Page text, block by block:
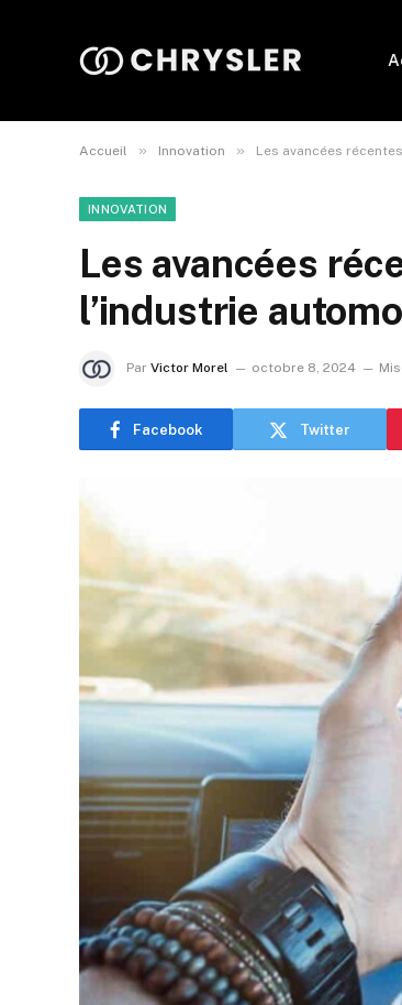
Accueil » Innovation » Les avancées
INNOVATION
Les avancées
l’industrie
Par Victor Morel octobre 8, 2024
Facebook Twitter